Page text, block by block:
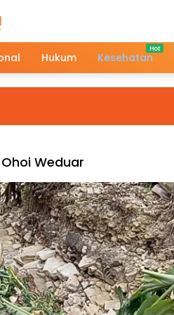
Hukum Kesehatan
Ohoi Weduar